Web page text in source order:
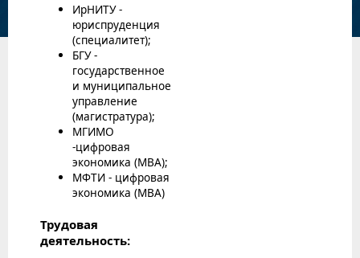
ИрНИТУ -
юриспруденция
(специалитет);
БГУ -
государственное
и муниципальное
управление
(магистратура);
МГИМО
-цифровая
экономика (МВА);
МФТИ - цифровая
экономика (МВА)
Трудовая
деятельность: